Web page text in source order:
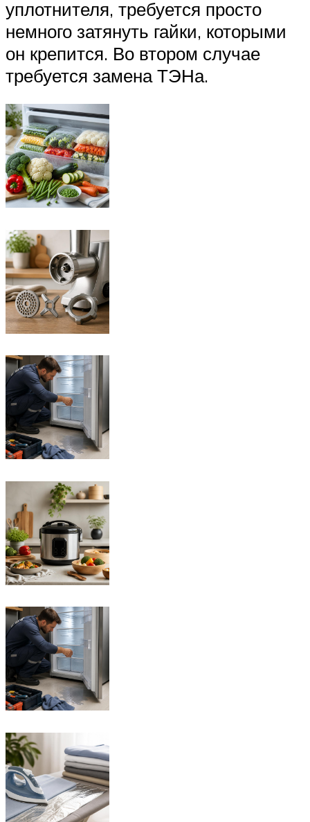
уплотнителя, требуется просто
немного затянуть гайки, которыми
он крепится. Во втором случае
требуется замена ТЭНа.